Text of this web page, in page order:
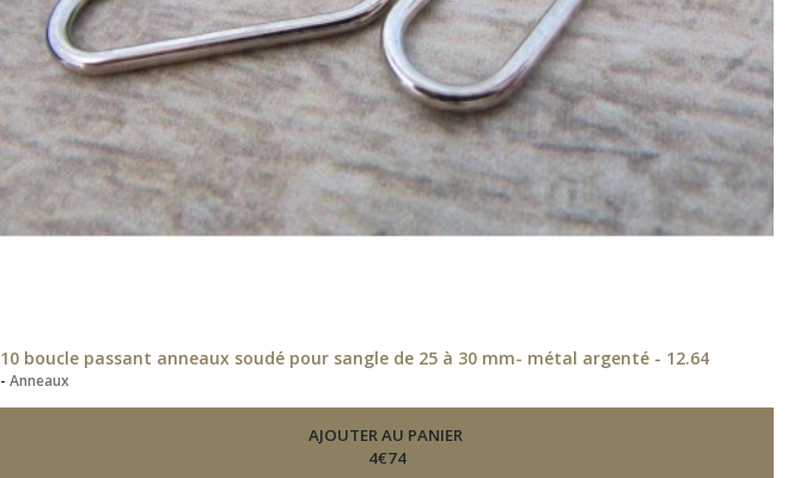
10 boucle passant anneaux soudé pour sangle de 25 à 30 mm- métal argenté - 12.64
-Anneaux
AJOUTER AU PANIER
4€74